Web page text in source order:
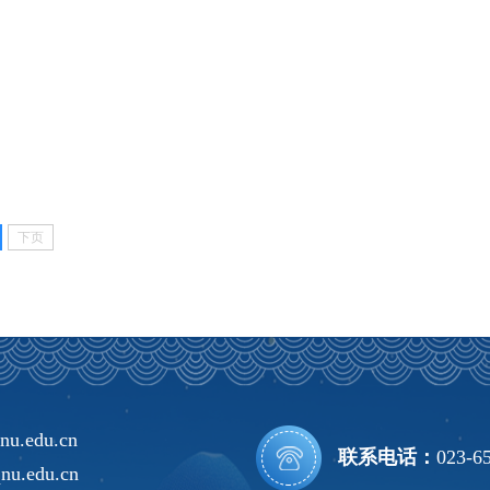
下页
联系电话： 023-